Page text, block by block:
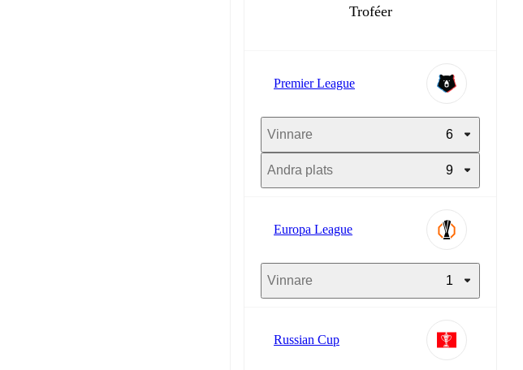
Troféer
Premier League
Vinnare 6
Andra plats 9
Europa League
Vinnare 1
Russian Cup